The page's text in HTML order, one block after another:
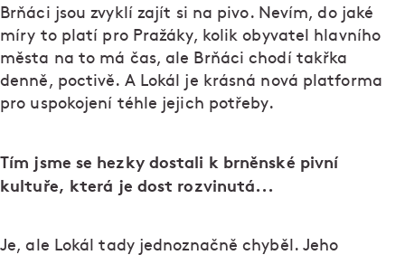
Brňáci jsou zvyklí zajít si na pivo. Nevím, do jaké
míry to platí pro Pražáky, kolik obyvatel hlavního
města na to má čas, ale Brňáci chodí takřka
denně, poctivě. A Lokál je krásná nová platforma
pro uspokojení téhle jejich potřeby.
Tím jsme se hezky dostali k brněnské pivní
kultuře, která je dost rozvinutá...
Je, ale Lokál tady jednoznačně chyběl. Jeho